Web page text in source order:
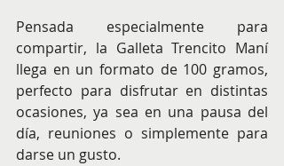
Pensada especialmente para
compartir, la Galleta Trencito Maní
llega en un formato de 100 gramos,
perfecto para disfrutar en distintas
ocasiones, ya sea en una pausa del
día, reuniones o simplemente para
darse un gusto.